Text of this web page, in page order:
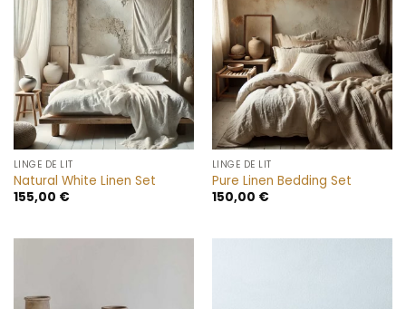
LINGE DE LIT
Natural White Linen Set
155,00 €
LINGE DE LIT
Pure Linen Bedding Set
150,00 €